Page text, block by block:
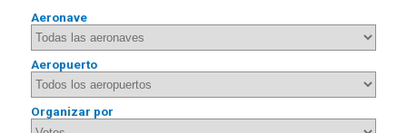
Aeronave
Aeropuerto
Organizar por